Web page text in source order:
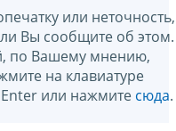
или неточность,
Вы сообщите об этом.
по Вашему мнению,
на клавиатуре
или нажмите сюда.